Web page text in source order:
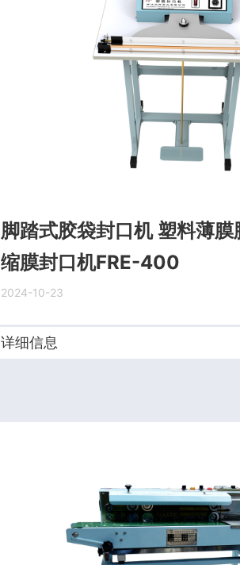
脚踏式胶袋封口机 塑料薄
缩膜封口机FRE-400
2024-10-23
详细信息